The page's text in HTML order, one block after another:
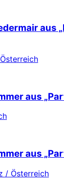
aus
aus
aus
/ Österreich